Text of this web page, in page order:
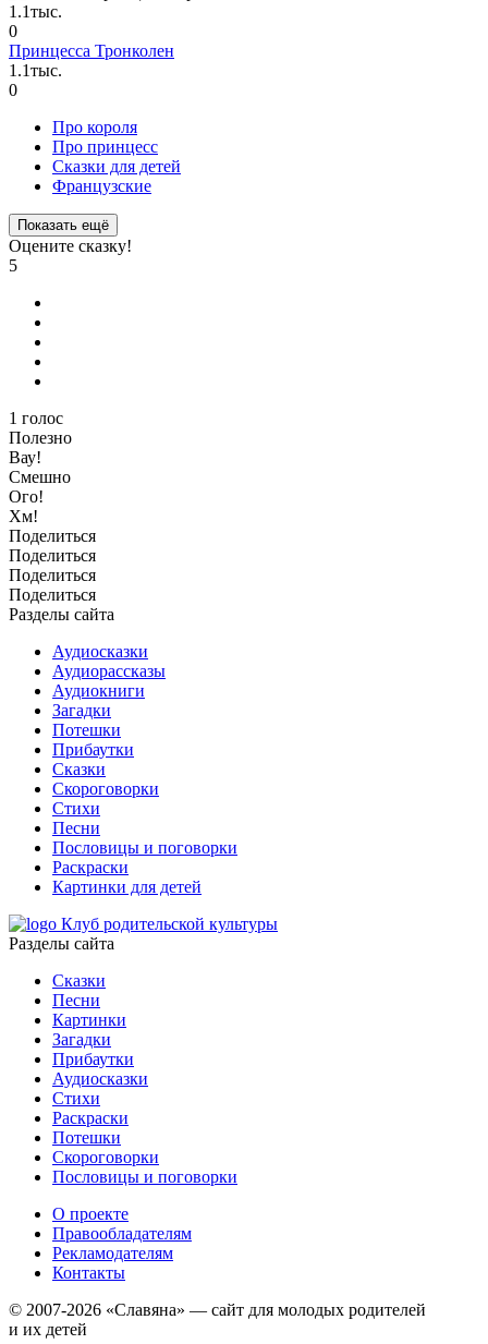
1.1тыс.
0
Принцесса Тронколен
1.1тыс.
0
Про короля
Про принцесс
Сказки для детей
Французские
Показать ещё
Оцените сказку!
5
1 голос
Полезно
Вау!
Смешно
Ого!
Хм!
Поделиться
Поделиться
Поделиться
Поделиться
Разделы сайта
Аудиосказки
Аудиорассказы
Аудиокниги
Загадки
Потешки
Прибаутки
Сказки
Скороговорки
Стихи
Песни
Пословицы и поговорки
Раскраски
Картинки для детей
Клуб родительской культуры
Разделы сайта
Сказки
Песни
Картинки
Загадки
Прибаутки
Аудиосказки
Стихи
Раскраски
Потешки
Скороговорки
Пословицы и поговорки
О проекте
Правообладателям
Рекламодателям
Контакты
© 2007-2026 «Славяна» — сайт для молодых родителей
и их детей